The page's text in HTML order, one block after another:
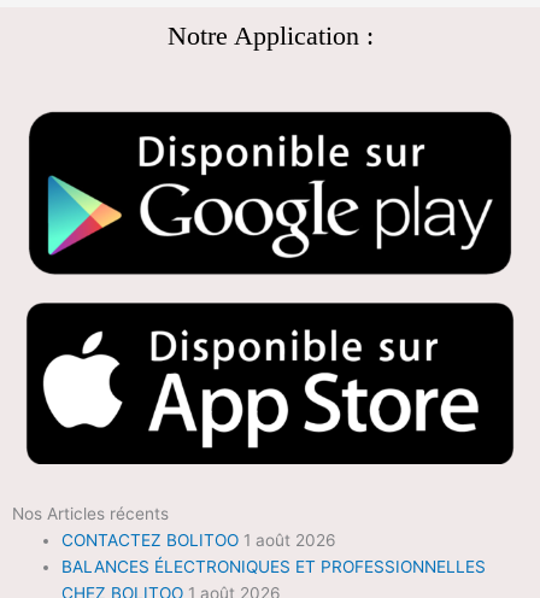
Notre Application :
Nos Articles récents
CONTACTEZ BOLITOO 1 août 2026
BALANCES ÉLECTRONIQUES ET PROFESSIONNELLES
CHEZ BOLITOO 1 août 2026